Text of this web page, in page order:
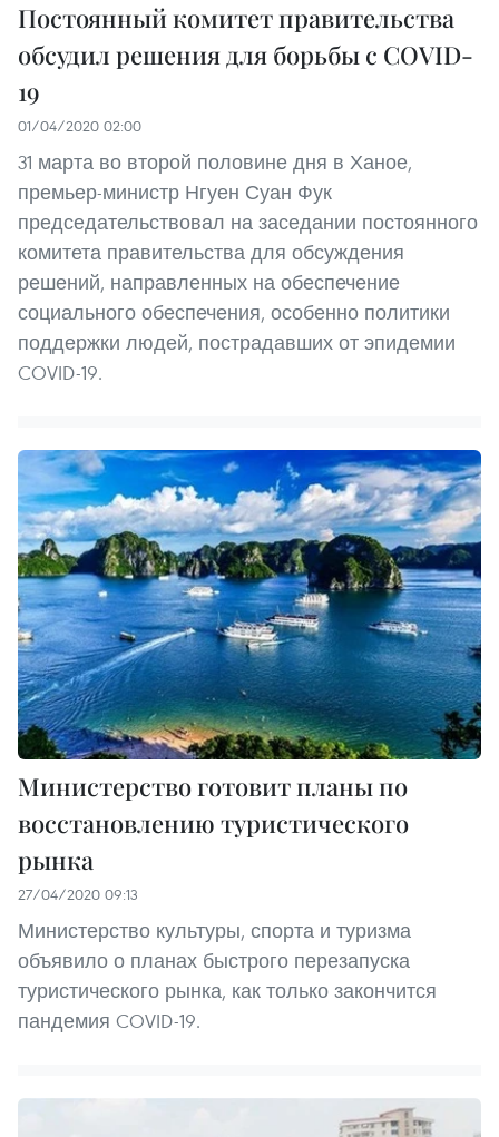
Постоянный комитет правительства
обсудил решения для борьбы с COVID-
19
01/04/2020 02:00
31 марта во второй половине дня в Ханое,
премьер-министр Нгуен Суан Фук
председательствовал на заседании постоянного
комитета правительства для обсуждения
решений, направленных на обеспечение
социального обеспечения, особенно политики
поддержки людей, пострадавших от эпидемии
COVID-19.
Министерство готовит планы по
восстановлению туристического
рынка
27/04/2020 09:13
Министерство культуры, спорта и туризма
объявило о планах быстрого перезапуска
туристического рынка, как только закончится
пандемия COVID-19.